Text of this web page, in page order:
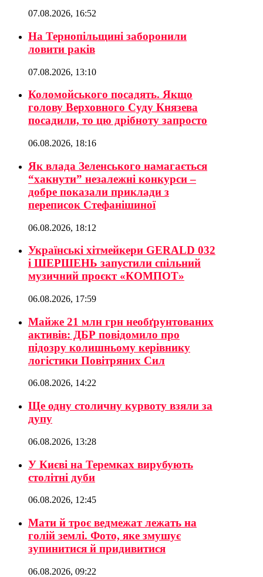
07.08.2026, 16:52
На Тернопільщині заборонили
ловити раків
07.08.2026, 13:10
Коломойського посадять. Якщо
голову Верховного Суду Князева
посадили, то цю дрібноту запросто
06.08.2026, 18:16
Як влада Зеленського намагається
“хакнути” незалежні конкурси –
добре показали приклади з
переписок Стефанішиної
06.08.2026, 18:12
Українські хітмейкери GERALD 032
і ШЕРШЕНЬ запустили спільний
музичний проєкт «КОМПОТ»
06.08.2026, 17:59
Майже 21 млн грн необґрунтованих
активів: ДБР повідомило про
підозру колишньому керівнику
логістики Повітряних Сил
06.08.2026, 14:22
Ще одну столичну курвоту взяли за
дупу
06.08.2026, 13:28
У Києві на Теремках вирубують
столітні дуби
06.08.2026, 12:45
Мати й троє ведмежат лежать на
голій землі. Фото, яке змушує
зупинитися й придивитися
06.08.2026, 09:22